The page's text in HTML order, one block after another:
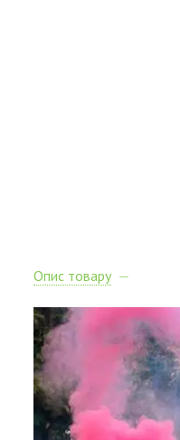
Опис товару